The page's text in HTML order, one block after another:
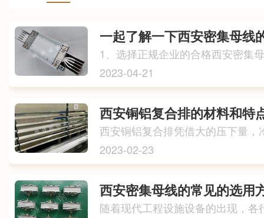
一起了解一下西安密集母线
2023-04-21
西安铜铝复合排的材料和特
2023-02-23
西安密集母线的常见的选用